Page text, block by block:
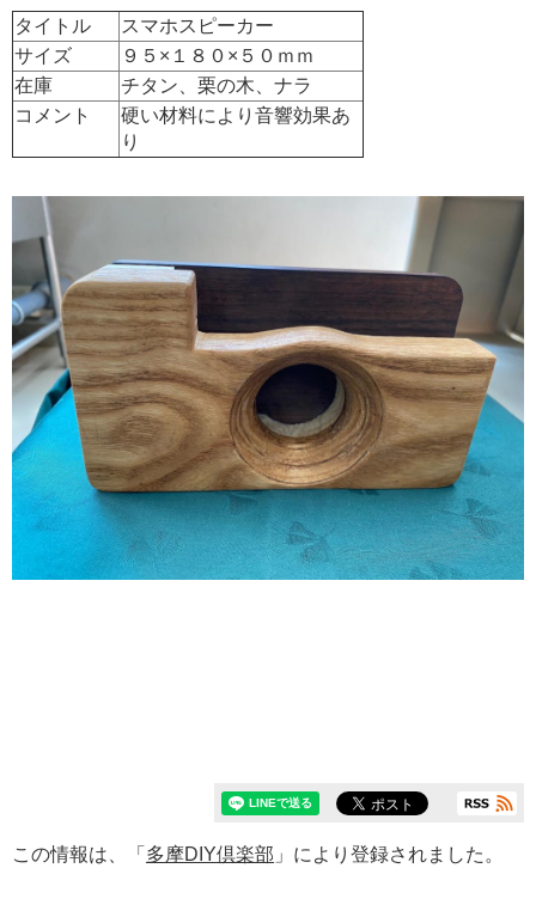
タイトル
スマホスピーカー
サイズ
９５×１８０×５０ｍｍ
在庫
チタン、栗の木、ナラ
コメント
硬い材料により音響効果あ
り
この情報は、「 多摩DIY倶楽部 」により登録されました。